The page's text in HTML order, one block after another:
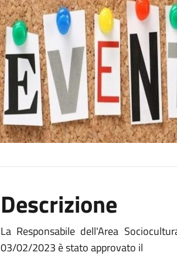
Descrizione
La Responsabile dell'Area
03/02/2023 è stato approvato il